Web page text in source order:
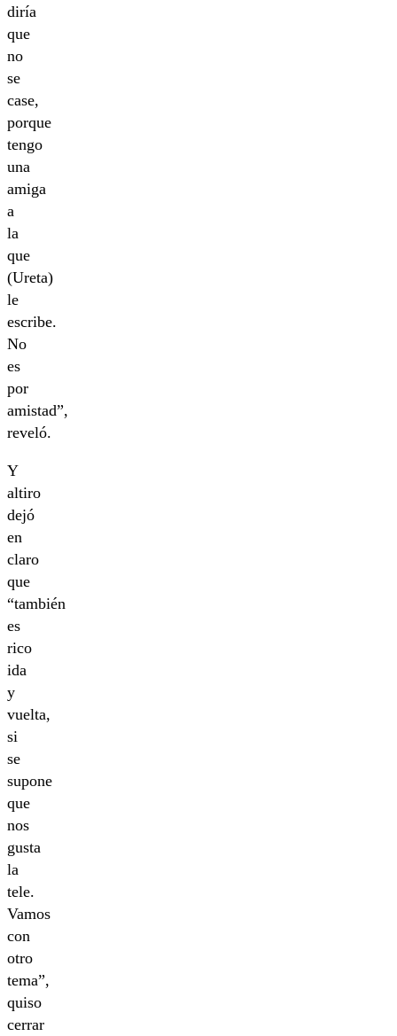
diría
que
no
se
case,
porque
tengo
una
amiga
a
la
que
(Ureta)
le
escribe.
No
es
por
amistad”,
reveló.
Y
altiro
dejó
en
claro
que
“también
es
rico
ida
y
vuelta,
si
se
supone
que
nos
gusta
la
tele.
Vamos
con
otro
tema”,
quiso
cerrar